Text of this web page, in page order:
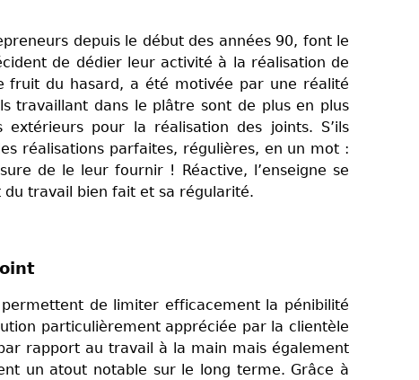
depuis le début des années 90, font le
de dédier leur activité à la réalisation de
fruit du hasard, a été motivée par une réalité
travaillant dans le plâtre sont de plus en plus
pour la réalisation des joints. S’ils
réalisations parfaites, régulières, en un mot :
de le leur fournir ! Réactive, l’enseigne se
travail bien fait et sa régularité.
de limiter efficacement la pénibilité
particulièrement appréciée par la clientèle
rapport au travail à la main mais également
un atout notable sur le long terme. Grâce à